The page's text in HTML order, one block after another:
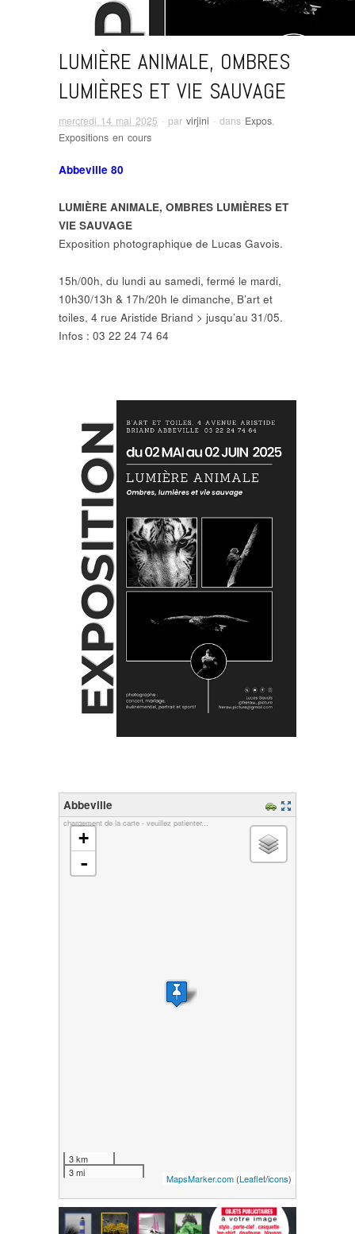
LUMIÈRE ANIMALE, OMBRES
LUMIÈRES ET VIE SAUVAGE
mercredi 14 mai 2025 · par virjini · dans Expos,
Expositions en cours
Abbeville 80
LUMIÈRE ANIMALE, OMBRES LUMIÈRES ET
VIE SAUVAGE
Exposition photographique de Lucas Gavois.
15h/00h, du lundi au samedi, fermé le mardi,
10h30/13h & 17h/20h le dimanche, B’art et
toiles, 4 rue Aristide Briand > jusqu’au 31/05.
Infos : 03 22 24 74 64
Abbeville
chargement de la carte - veuillez patienter...
+
-
3 km
3 mi
MapsMarker.com (Leaflet/icons)